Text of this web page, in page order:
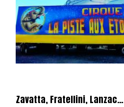
Zavatta, Fratellini, Lanzac…